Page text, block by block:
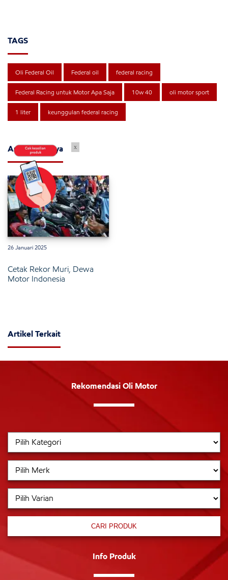
TAGS
Oli Federal Oil Federal oil federal racing
Federal Racing untuk Motor Apa Saja 10w 40 oli motor sport
1 liter keunggulan federal racing
Artikel Lainnya
26 Januari 2025
Cetak Rekor Muri, Dewa
Motor Indonesia
Artikel Terkait
Rekomendasi Oli Motor
CARI PRODUK
Info Produk
x